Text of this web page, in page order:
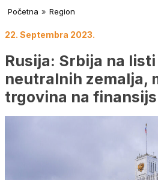
Početna » Region
22. Septembra 2023.
Rusija: Srbija na
neutralnih zemalja,
trgovina na